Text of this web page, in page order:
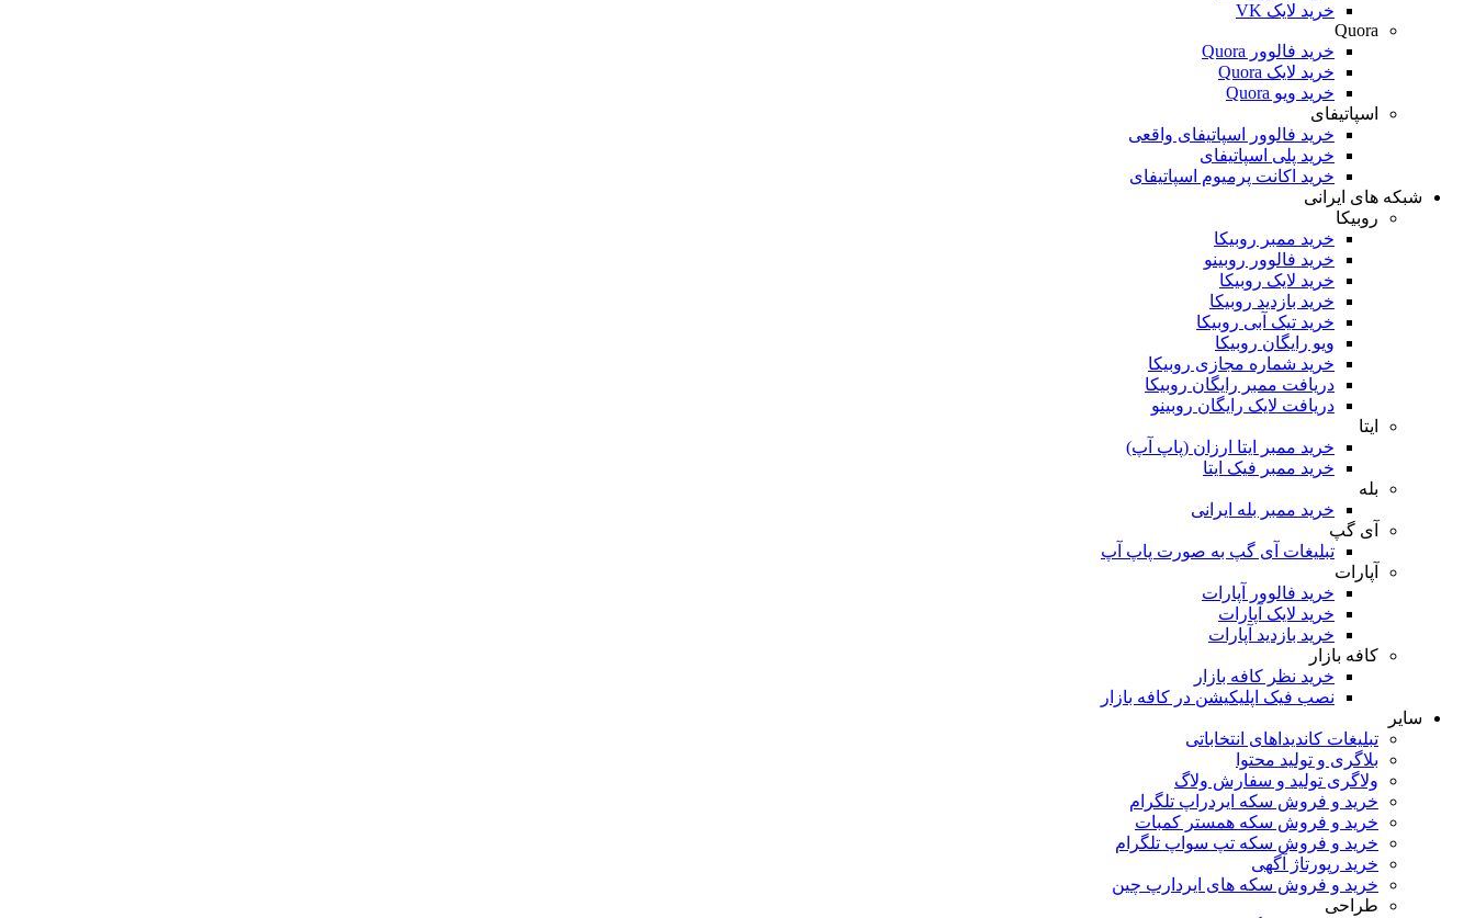
خرید لایک VK
Quora
خرید فالوور Quora
خرید لایک Quora
خرید ویو Quora
اسپاتیفای
خرید فالوور اسپاتیفای واقعی
خرید پلی اسپاتیفای
خرید اکانت پرمیوم اسپاتیفای
شبکه های ایرانی
روبیکا
خرید ممبر روبیکا
خرید فالوور روبینو
خرید لایک روبیکا
خرید بازدید روبیکا
خرید تیک آبی روبیکا
ویو رایگان روبیکا
خرید شماره مجازی روبیکا
دریافت ممبر رایگان روبیکا
دریافت لایک رایگان روبینو
ایتا
خرید ممبر ایتا ارزان (پاپ آپ)
خرید ممبر فیک ایتا
بله
خرید ممبر بله ایرانی
آی گپ
تبلیغات آی گپ به صورت پاپ آپ
آپارات
خرید فالوور آپارات
خرید لایک آپارات
خرید بازدید آپارات
کافه بازار
خرید نظر کافه بازار
نصب فیک اپلیکیشن در کافه بازار
سایر
تبلیغات کاندیداهای انتخاباتی
بلاگری و تولید محتوا
ولاگری تولید و سفارش ولاگ
خرید و فروش سکه ایردراپ تلگرام
خرید و فروش سکه همستر کمبات
خرید و فروش سکه تپ سواپ تلگرام
خرید رپورتاژ آگهی
خرید و فروش سکه های ایردارپ چین
طراحی